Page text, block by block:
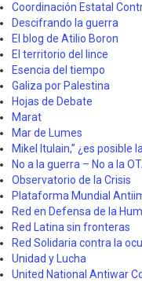
Coordinación Estatal
Descifrando la guerra
El blog de Atilio Boron
El territorio del lince
Esencia del tiempo
Galiza por Palestina
Hojas de Debate
Marat
Mar de Lumes
Mikel Itulain,” ¿es posible
No a la guerra – No a la
Observatorio de la Crisis
Plataforma Mundial
Red en Defensa de la
Red Latina sin fronteras
Red Solidaria contra la
Unidad y Lucha
United National Antiwar